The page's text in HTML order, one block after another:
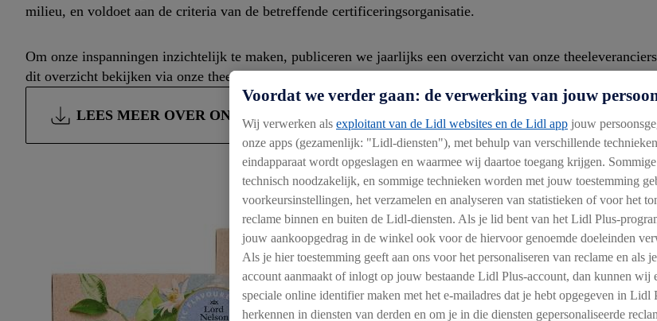
milieu, en voldoet aan de criteria van de betreffende certificeringsorganisatie.
Om onze inspanningen inzichtelijk te maken, publiceren we jaarlijks een overzicht van onze
dit overzicht bekijken via onze theeleverancierslijst. Deze vindt u hier:
LEES MEER OVER ONS INKOOPBELEID OP DUURZAME THEE »
EEN GREEP UIT ONS
Voordat we verder gaan: de verwerking van jouw
Wij verwerken als exploitant van de Lidl websites en de Lidl app jouw
onze apps (gezamenlijk: "Lidl-diensten"), met behulp van verschillende
eindapparaat wordt opgeslagen en waarmee wij daartoe toegang krijgen.
technisch noodzakelijk, en sommige technieken worden met jouw toestemming
voorkeursinstellingen, het verzamelen en analyseren van statistieken of voor het
reclame binnen en buiten de Lidl-diensten. Als je lid bent van het Lidl Plus-
jouw aankoopgedrag in de winkel ook voor de hiervoor genoemde doeleinden
Als je hier toestemming geeft aan ons voor het personaliseren van reclame en als
account aanmaakt of inlogt op jouw bestaande Lidl Plus-account, dan kunnen wij
speciale online identifier maken met het e-mailadres dat je hebt opgegeven in
herkennen in diensten van derden en om je in die diensten gepersonaliseerde